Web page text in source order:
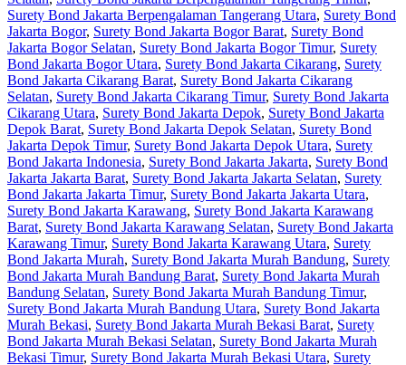
Surety Bond Jakarta Berpengalaman Tangerang Utara, Surety Bond
Jakarta Bogor, Surety Bond Jakarta Bogor Barat, Surety Bond
Jakarta Bogor Selatan, Surety Bond Jakarta Bogor Timur, Surety
Bond Jakarta Bogor Utara, Surety Bond Jakarta Cikarang, Surety
Bond Jakarta Cikarang Barat, Surety Bond Jakarta Cikarang
Selatan, Surety Bond Jakarta Cikarang Timur, Surety Bond Jakarta
Cikarang Utara, Surety Bond Jakarta Depok, Surety Bond Jakarta
Depok Barat, Surety Bond Jakarta Depok Selatan, Surety Bond
Jakarta Depok Timur, Surety Bond Jakarta Depok Utara, Surety
Bond Jakarta Indonesia, Surety Bond Jakarta Jakarta, Surety Bond
Jakarta Jakarta Barat, Surety Bond Jakarta Jakarta Selatan, Surety
Bond Jakarta Jakarta Timur, Surety Bond Jakarta Jakarta Utara,
Surety Bond Jakarta Karawang, Surety Bond Jakarta Karawang
Barat, Surety Bond Jakarta Karawang Selatan, Surety Bond Jakarta
Karawang Timur, Surety Bond Jakarta Karawang Utara, Surety
Bond Jakarta Murah, Surety Bond Jakarta Murah Bandung, Surety
Bond Jakarta Murah Bandung Barat, Surety Bond Jakarta Murah
Bandung Selatan, Surety Bond Jakarta Murah Bandung Timur,
Surety Bond Jakarta Murah Bandung Utara, Surety Bond Jakarta
Murah Bekasi, Surety Bond Jakarta Murah Bekasi Barat, Surety
Bond Jakarta Murah Bekasi Selatan, Surety Bond Jakarta Murah
Bekasi Timur, Surety Bond Jakarta Murah Bekasi Utara, Surety